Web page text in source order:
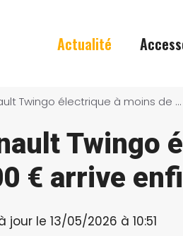
Actualité
La nouvelle Renault Twingo électrique à moins de 20 000 € arrive enfin
Twingo
€ arrive
jour le 13/05/2026 à 10:51